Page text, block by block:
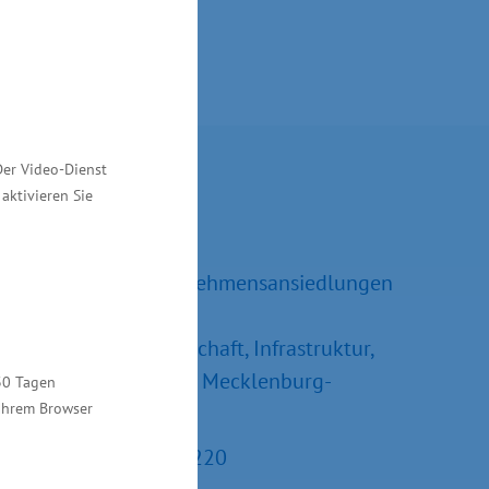
Video-Dienst
Sie
Tagen
Browser
Kontakt
Referatsleiter Unternehmensansiedlungen
Ministerium für Wirtschaft, Infrastruktur,
Tourismus und Arbeit Mecklenburg-
Vorpommern
Tel.: +49 385 588-15220